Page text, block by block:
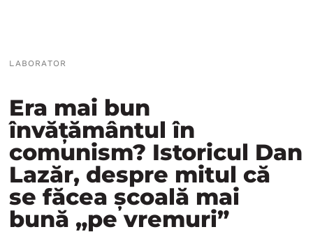
LABORATOR
Era mai bun
învățământul în
comunism? Istoricul Dan
Lazăr, despre mitul că
se făcea școală mai
bună „pe vremuri”